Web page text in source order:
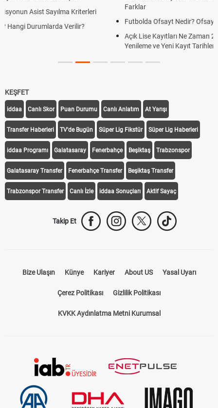
Futbolda Ofsayt Nedir? Ofsayt Nasıl ve Neden Olur?
Açık Lise Kayıtları Ne Zaman 2026? AÖL 2. Dönem Kayıt
KEŞFET
iddaa Canlı Skor Puan Durumu Canlı Anlatım At Yarışı
Transfer Haberleri TV'de Bugün Süper Lig Fikstür Süper Lig Haberleri
iddaa Programı Galatasaray Fenerbahçe Beşiktaş Trabzonspor
Galatasaray Transfer Fenerbahçe Transfer Beşiktaş Transfer
Trabzonspor Transfer Canlı İzle iddaa Sonuçları Aktif Sayaç
Takip Et
Bize Ulaşın Künye Kariyer About US Yasal Uyarı
Çerez Politikası Gizlilik Politikası
KVKK Aydınlatma Metni Kurumsal